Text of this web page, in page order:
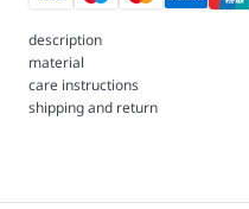
description
material
care instructions
shipping and return